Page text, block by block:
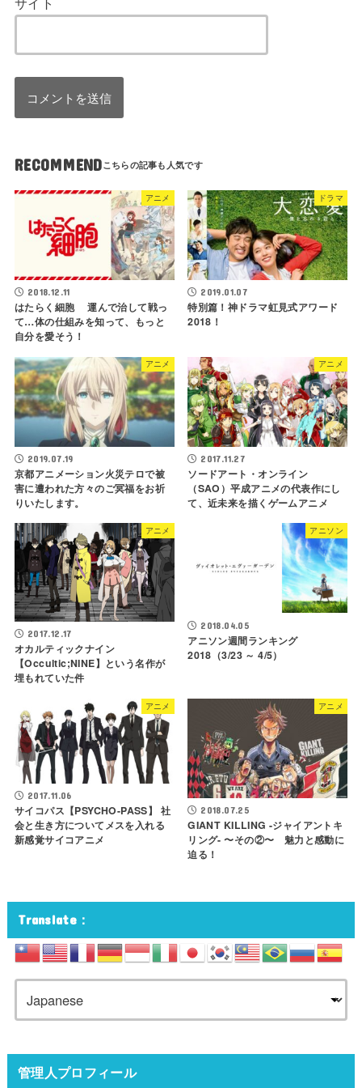
RECOMMEND
アニメ
2018.12.11
はたらく細胞 運んで治して戦っ
て…体の仕組みを知って、もっと
自分を愛そう！
ドラマ
2019.01.07
特別篇！神ドラマ虹見式アワード
2018！
アニメ
2019.07.19
京都アニメーション火災テロで被
害に遭われた方々のご冥福をお祈
りいたします。
アニメ
2017.11.27
ソードアート・オンライン
（SAO）平成アニメの代表作にし
て、近未来を描くゲームアニメ
アニメ
2017.12.17
オカルティックナイン
【Occultic;NINE】という名作が
埋もれていた件
アニソン
2018.04.05
アニソン週間ランキング
2018（3/23 ～ 4/5）
アニメ
2017.11.06
サイコパス【PSYCHO-PASS】 社
会と生き方についてメスを入れる
新感覚サイコアニメ
アニメ
2018.07.25
GIANT KILLING -ジャイアントキ
リング- 〜その②〜 魅力と感動に
迫る！
Translate：
管理人プロフィール